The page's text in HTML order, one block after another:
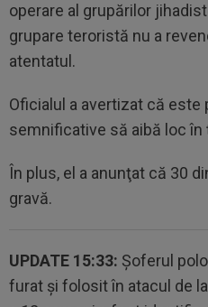
operare al grupărilor
grupare teroristă nu a
atentatul.
Oficialul a avertizat că este
semnificative să aibă loc în
În plus, el a anunţat că 30
gravă.
UPDATE 15:33: Şoferul
furat şi folosit în atacul de